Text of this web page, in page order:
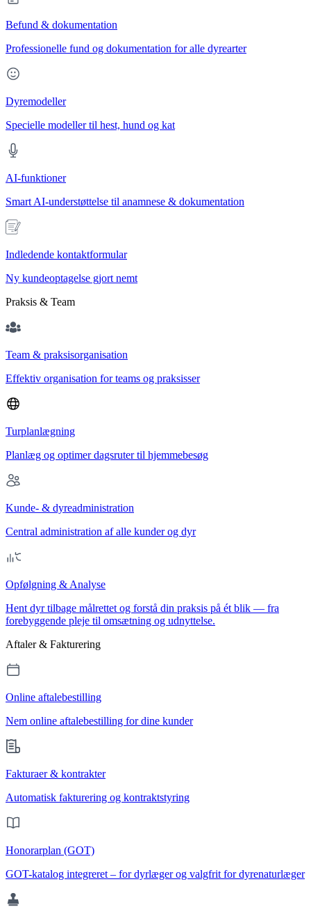
Befund & dokumentation
Professionelle fund og dokumentation for alle dyrearter
Dyremodeller
Specielle modeller til hest, hund og kat
AI-funktioner
Smart AI-understøttelse til anamnese & dokumentation
Indledende kontaktformular
Ny kundeoptagelse gjort nemt
Praksis & Team
Team & praksisorganisation
Effektiv organisation for teams og praksisser
Turplanlægning
Planlæg og optimer dagsruter til hjemmebesøg
Kunde- & dyreadministration
Central administration af alle kunder og dyr
Opfølgning & Analyse
Hent dyr tilbage målrettet og forstå din praksis på ét blik — fra
forebyggende pleje til omsætning og udnyttelse.
Aftaler & Fakturering
Online aftalebestilling
Nem online aftalebestilling for dine kunder
Fakturaer & kontrakter
Automatisk fakturering og kontraktstyring
Honorarplan (GOT)
GOT-katalog integreret – for dyrlæger og valgfrit for dyrenaturlæger